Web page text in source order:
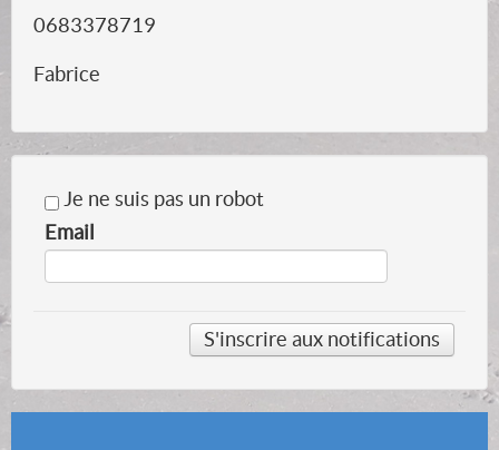
0683378719
Fabrice
Je ne suis pas un robot
Email